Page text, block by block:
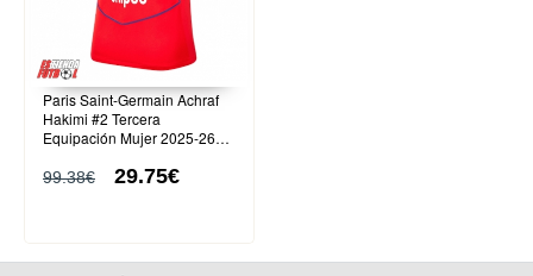
Paris Saint-Germain Achraf
Hakimi #2 Tercera
Equipación Mujer 2025-26
99.38€ 29.75€